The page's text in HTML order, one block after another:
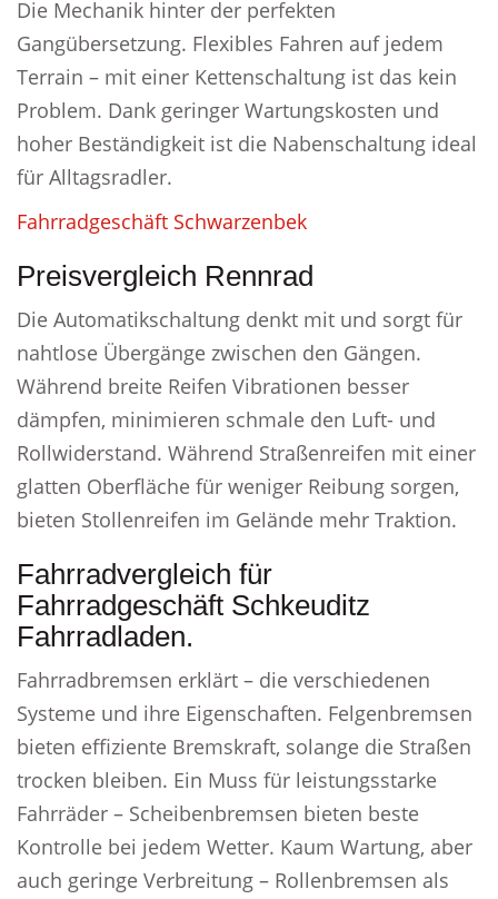
Die Mechanik hinter der perfekten
Gangübersetzung. Flexibles Fahren auf jedem
Terrain – mit einer Kettenschaltung ist das kein
Problem. Dank geringer Wartungskosten und
hoher Beständigkeit ist die Nabenschaltung ideal
für Alltagsradler.
Fahrradgeschäft Schwarzenbek
Preisvergleich Rennrad
Die Automatikschaltung denkt mit und sorgt für
nahtlose Übergänge zwischen den Gängen.
Während breite Reifen Vibrationen besser
dämpfen, minimieren schmale den Luft- und
Rollwiderstand. Während Straßenreifen mit einer
glatten Oberfläche für weniger Reibung sorgen,
bieten Stollenreifen im Gelände mehr Traktion.
Fahrradvergleich für
Fahrradgeschäft Schkeuditz
Fahrradladen.
Fahrradbremsen erklärt – die verschiedenen
Systeme und ihre Eigenschaften. Felgenbremsen
bieten effiziente Bremskraft, solange die Straßen
trocken bleiben. Ein Muss für leistungsstarke
Fahrräder – Scheibenbremsen bieten beste
Kontrolle bei jedem Wetter. Kaum Wartung, aber
auch geringe Verbreitung – Rollenbremsen als